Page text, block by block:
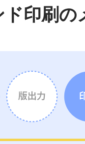
印刷の